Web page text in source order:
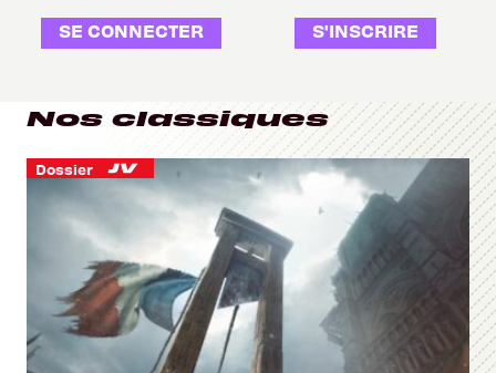
SE CONNECTER S'INSCRIRE
Nos classiques
Dossier